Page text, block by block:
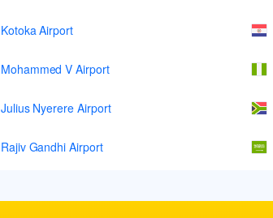
Kotoka Airport
Mohammed V Airport
Julius Nyerere Airport
Rajiv Gandhi Airport